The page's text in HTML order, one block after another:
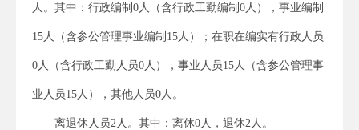
人。其中：行政编制0人（含行政工勤编制0人），事业编制
15人（含参公管理事业编制15人）；在职在编实有行政人员
0人（含行政工勤人员0人），事业人员15人（含参公管理事
业人员15人），其他人员0人。
离退休人员2人。其中：离休0人，退休2人。